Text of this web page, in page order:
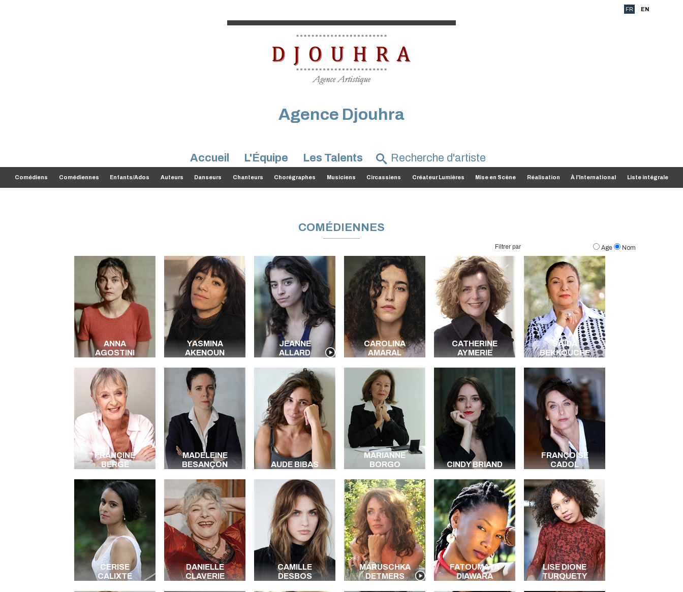
FR EN
Agence Djouhra
Accueil L'Équipe Les Talents
Comédiens Comédiennes Enfants/Ados Auteurs Danseurs Chanteurs Chorégraphes Musiciens Circassiens Créateur Lumières Mise en Scène Réalisation À l'International Liste intégrale
COMÉDIENNES
Filtrer par Age Nom
ANNA
AGOSTINI
YASMINA
AKENOUN
JEANNE
ALLARD
CAROLINA
AMARAL
CATHERINE
AYMERIE
SAÏDA
BEKKOUCHE
FRANCINE
BERGÉ
MADELEINE
BESANÇON
AUDE BIBAS
MARIANNE
BORGO
CINDY BRIAND
FRANÇOISE
CADOL
CERISE
CALIXTE
DANIELLE
CLAVERIE
CAMILLE
DESBOS
MARUSCHKA
DETMERS
FATOUMATA
DIAWARA
LISE DIONE
TURQUETY